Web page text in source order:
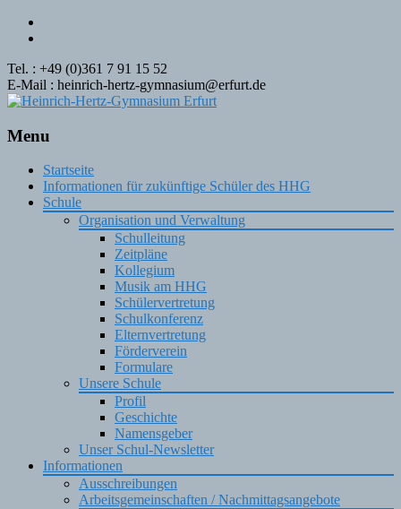
Tel. : +49 (0)361 7 91 15 52
E-Mail : heinrich-hertz-gymnasium@erfurt.de
Menu
Skip
content
Startseite
Informationen für zukünftige Schüler des HHG
Schule
Organisation und Verwaltung
Schulleitung
Zeitpläne
Kollegium
Musik am HHG
Schülervertretung
Schulkonferenz
Elternvertretung
Förderverein
Formulare
Unsere Schule
Profil
Geschichte
Namensgeber
Unser Schul-Newsletter
Informationen
Ausschreibungen
Arbeitsgemeinschaften / Nachmittagsangebote